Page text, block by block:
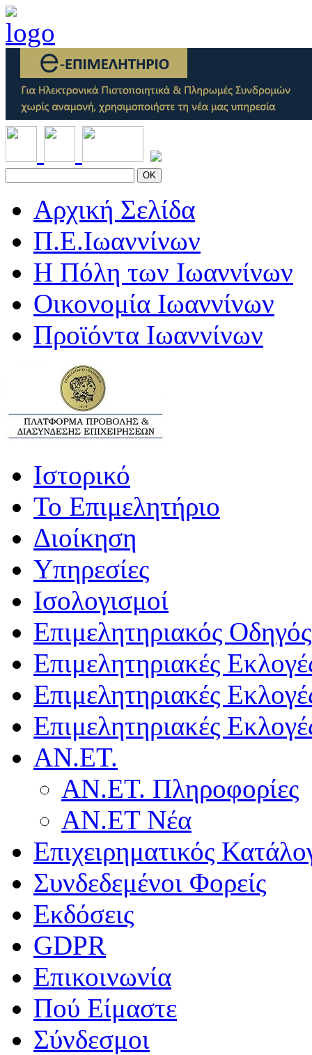
OK
Αρχική Σελίδα
Π.Ε.Ιωαννίνων
Η Πόλη των Ιωαννίνων
Οικονομία Ιωαννίνων
Προϊόντα Ιωαννίνων
Ιστορικό
Το Επιμελητήριο
Διοίκηση
Υπηρεσίες
Ισολογισμοί
Επιμελητηριακός Οδηγός
Επιμελητηριακές
Επιμελητηριακές
Επιμελητηριακές
ΑΝ.ΕΤ.
ΑΝ.ΕΤ. Πληροφορίες
ΑΝ.ΕΤ Νέα
Επιχειρηματικός
Συνδεδεμένοι Φορείς
Εκδόσεις
GDPR
Επικοινωνία
Πού Είμαστε
Σύνδεσμοι